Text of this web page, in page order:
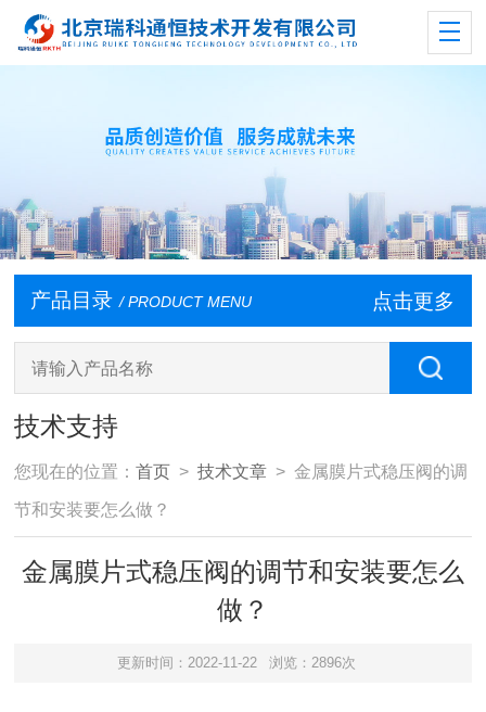
产品目录 / PRODUCT MENU 点击更多
技术支持
您现在的位置：首页 >技术文章 > 金属膜片式稳压阀的调
节和安装要怎么做？
金属膜片式稳压阀的调节和安装要怎么
做？
更新时间：2022-11-22 浏览：2896次